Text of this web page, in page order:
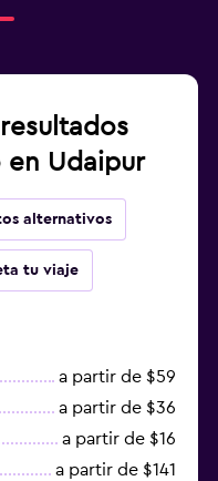
en Udaipur
alternativos
tu viaje
a partir de $59
a partir de $36
a partir de $16
a partir de $141